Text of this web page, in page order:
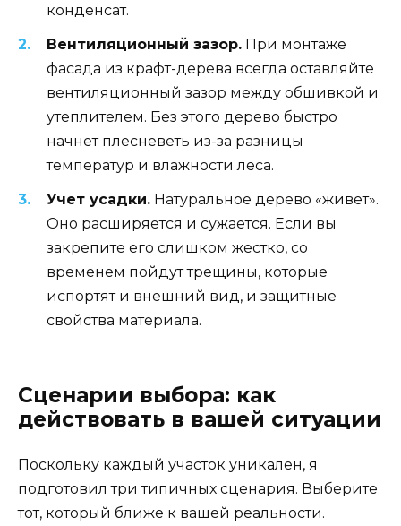
конденсат.
Вентиляционный зазор. При монтаже
фасада из крафт-дерева всегда оставляйте
вентиляционный зазор между обшивкой и
утеплителем. Без этого дерево быстро
начнет плесневеть из-за разницы
температур и влажности леса.
Учет усадки. Натуральное дерево «живет».
Оно расширяется и сужается. Если вы
закрепите его слишком жестко, со
временем пойдут трещины, которые
испортят и внешний вид, и защитные
свойства материала.
Сценарии выбора: как
действовать в вашей ситуации
Поскольку каждый участок уникален, я
подготовил три типичных сценария. Выберите
тот, который ближе к вашей реальности.